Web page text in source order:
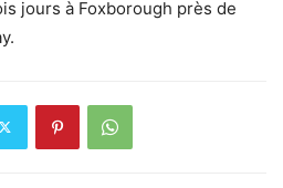
jours à Foxborough près de